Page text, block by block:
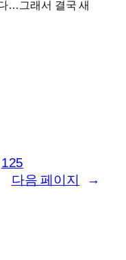
…그래서 결국 새
125
다음 페이지
→